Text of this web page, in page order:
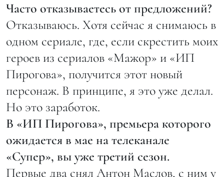
Часто отказываетесь от предложений?
Отказываюсь. Хотя сейчас я снимаюсь в
одном сериале, где, если скрестить моих
героев из сериалов «Мажор» и «ИП
Пирогова», получится этот новый
персонаж. В принципе, я это уже делал.
Но это заработок.
В «ИП Пирогова», премьера которого
ожидается в мае на телеканале
«Супер», вы уже третий сезон.
Первые два снял Антон Маслов, с ним у